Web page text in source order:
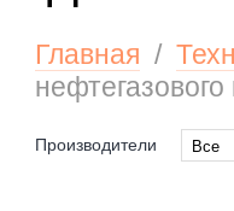
Главная /
Производители
Все